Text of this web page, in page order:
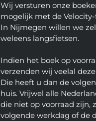
Wij versturen onze
mogelijk met de
In Nijmegen willen we
weleens langsfietsen.
Indien het boek op
verzenden wij veelal
Die heeft u dan de
huis. Vrijwel alle
die niet op voorraad zijn,
volgende werkdag of de